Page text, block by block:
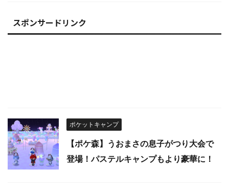
スポンサードリンク
ポケットキャンプ
【ポケ森】うおまさの息子がつり大会で
登場！パステルキャンプもより豪華に！